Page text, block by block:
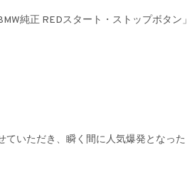
純正 REDスタート・ストップボタン
ていただき、瞬く間に人気爆発となった